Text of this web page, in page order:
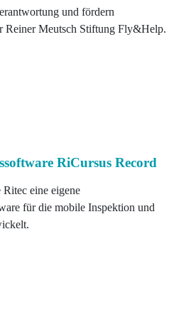
und fördern
Reiner Meutsch Stiftung Fly&Help.
RiCursus Record
eine eigene
für die mobile Inspektion und